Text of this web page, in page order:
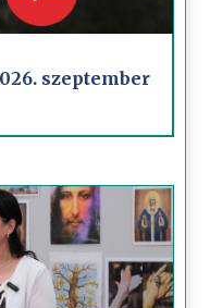
szeptember